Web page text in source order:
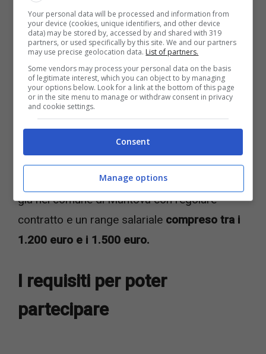
L’iniziativa si compone in primo luogo di un
contributo economico, destinato a chi lavora
già nel comune di Mantova con regolare
contratto e un range salariale compreso tra i
1.200 euro e i 1.500 euro.
I requisiti per poter
partecipare
Your personal data will be processed and information from
your device (cookies, unique identifiers, and other device
data) may be stored by, accessed by and shared with 319
partners, or used specifically by this site. We and our partners
may use precise geolocation data. List of partners.
Some vendors may process your personal data on the basis
of legitimate interest, which you can object to by managing
your options below. Look for a link at the bottom of this page
or in the site menu to manage or withdraw consent in privacy
and cookie settings.
Consent
Manage options